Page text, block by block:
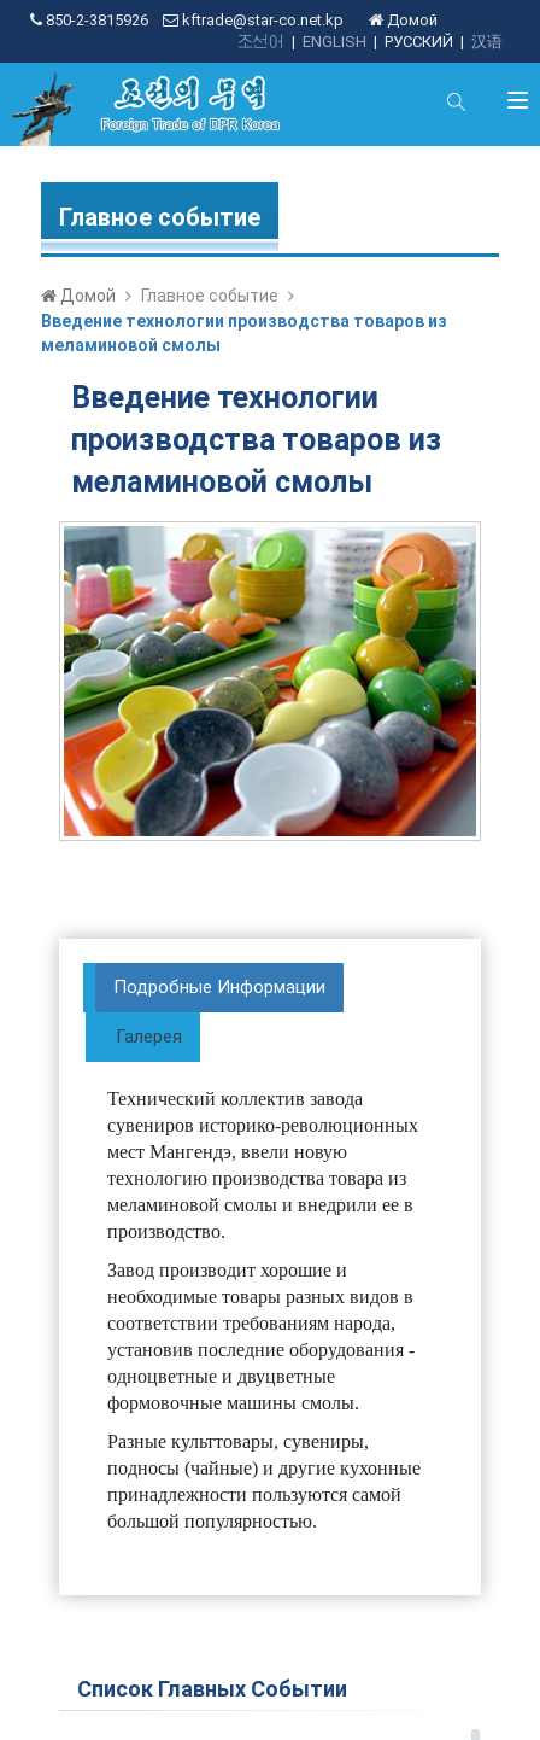
850-2-3815926 kftrade@star-co.net.kp
Домой
| 汉语
| РУССКИЙ
| ENGLISH
조선어
Главное событие
Домой
Главное событие
Введение технологии производства товаров из
меламиновой смолы
Введение технологии
производства товаров из
меламиновой смолы
Подробные Информации
Галерея
Технический коллектив завода
сувениров историко-революционных
мест Мангендэ, ввели новую
технологию производства товара из
меламиновой смолы и внедрили ее в
производство.
Завод производит хорошие и
необходимые товары разных видов в
соответствии требованиям народа,
установив последние оборудования -
одноцветные и двуцветные
формовочные машины смолы.
Разные культтовары, сувениры,
подносы (чайные) и другие кухонные
принадлежности пользуются самой
большой популярностью.
Список Главных Событии